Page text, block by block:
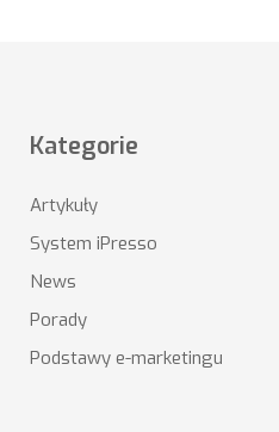
Kategorie
Artykuły
System iPresso
News
Porady
Podstawy e-marketingu